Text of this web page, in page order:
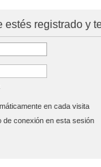
registrado y
en cada visita
de conexión en esta sesión